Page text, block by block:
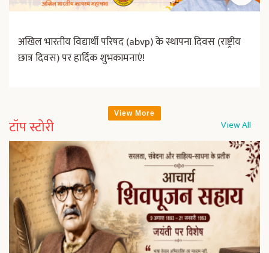
अखिल भारतीय विद्यार्थी परिषद (abvp) के स्थापना दिवस (राष्ट्रीय
छात्र दिवस) पर हार्दिक शुभकामनाएं!
View More
टॉप स्टोरी View All